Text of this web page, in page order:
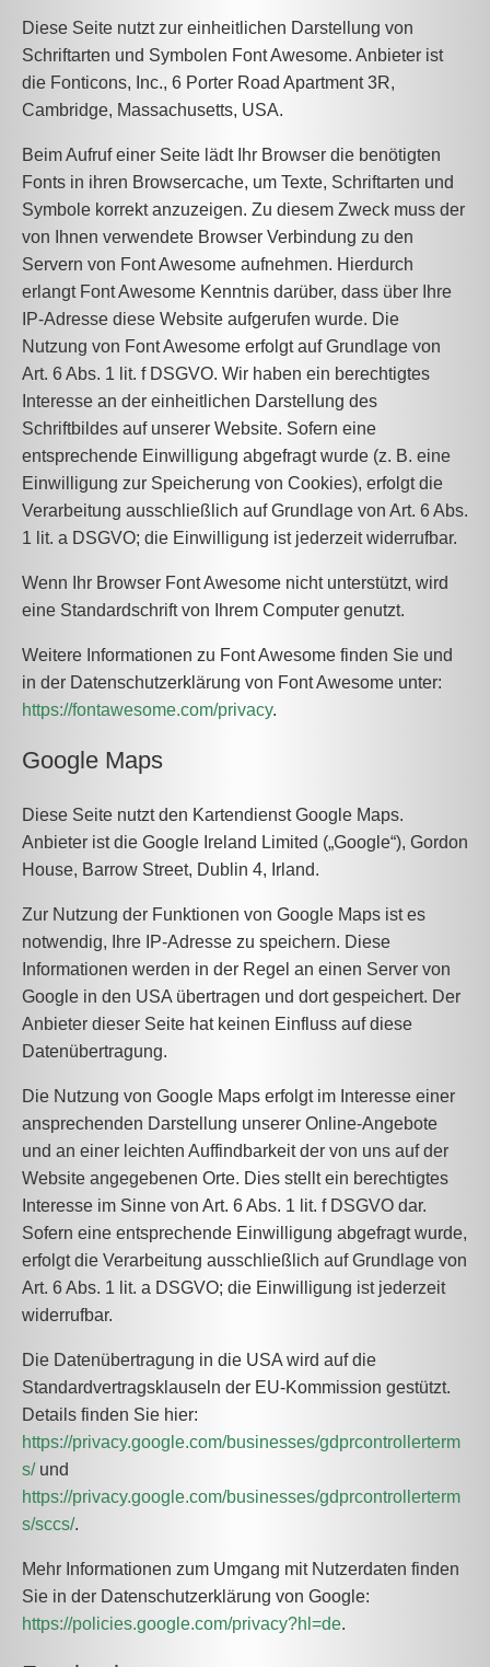
Diese Seite nutzt zur einheitlichen Darstellung von
Schriftarten und Symbolen Font Awesome. Anbieter ist
die Fonticons, Inc., 6 Porter Road Apartment 3R,
Cambridge, Massachusetts, USA.
Beim Aufruf einer Seite lädt Ihr Browser die benötigten
Fonts in ihren Browsercache, um Texte, Schriftarten und
Symbole korrekt anzuzeigen. Zu diesem Zweck muss der
von Ihnen verwendete Browser Verbindung zu den
Servern von Font Awesome aufnehmen. Hierdurch
erlangt Font Awesome Kenntnis darüber, dass über Ihre
IP-Adresse diese Website aufgerufen wurde. Die
Nutzung von Font Awesome erfolgt auf Grundlage von
Art. 6 Abs. 1 lit. f DSGVO. Wir haben ein berechtigtes
Interesse an der einheitlichen Darstellung des
Schriftbildes auf unserer Website. Sofern eine
entsprechende Einwilligung abgefragt wurde (z. B. eine
Einwilligung zur Speicherung von Cookies), erfolgt die
Verarbeitung ausschließlich auf Grundlage von Art. 6 Abs.
1 lit. a DSGVO; die Einwilligung ist jederzeit widerrufbar.
Wenn Ihr Browser Font Awesome nicht unterstützt, wird
eine Standardschrift von Ihrem Computer genutzt.
Weitere Informationen zu Font Awesome finden Sie und
in der Datenschutzerklärung von Font Awesome unter:
https://fontawesome.com/privacy.
Google Maps
Diese Seite nutzt den Kartendienst Google Maps.
Anbieter ist die Google Ireland Limited („Google“), Gordon
House, Barrow Street, Dublin 4, Irland.
Zur Nutzung der Funktionen von Google Maps ist es
notwendig, Ihre IP-Adresse zu speichern. Diese
Informationen werden in der Regel an einen Server von
Google in den USA übertragen und dort gespeichert. Der
Anbieter dieser Seite hat keinen Einfluss auf diese
Datenübertragung.
Die Nutzung von Google Maps erfolgt im Interesse einer
ansprechenden Darstellung unserer Online-Angebote
und an einer leichten Auffindbarkeit der von uns auf der
Website angegebenen Orte. Dies stellt ein berechtigtes
Interesse im Sinne von Art. 6 Abs. 1 lit. f DSGVO dar.
Sofern eine entsprechende Einwilligung abgefragt wurde,
erfolgt die Verarbeitung ausschließlich auf Grundlage von
Art. 6 Abs. 1 lit. a DSGVO; die Einwilligung ist jederzeit
widerrufbar.
Die Datenübertragung in die USA wird auf die
Standardvertragsklauseln der EU-Kommission gestützt.
Details finden Sie hier:
https://privacy.google.com/businesses/gdprcontrollerterm
s/und
https://privacy.google.com/businesses/gdprcontrollerterm
s/sccs/.
Mehr Informationen zum Umgang mit Nutzerdaten finden
Sie in der Datenschutzerklärung von Google:
https://policies.google.com/privacy?hl=de.